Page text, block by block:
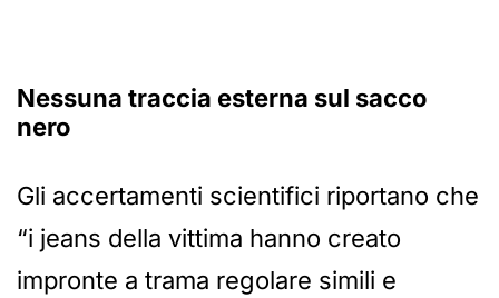
Nessuna traccia esterna sul sacco
nero
Gli accertamenti scientifici riportano che
“i jeans della vittima hanno creato
impronte a trama regolare simili e